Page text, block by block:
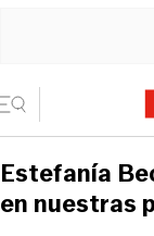
Estefanía
en nuestras